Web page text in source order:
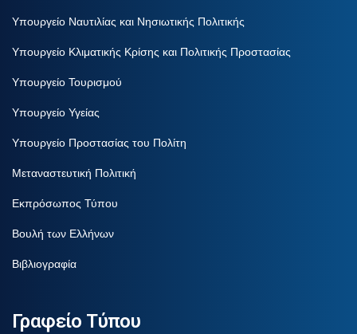
Υπουργείο Ναυτιλίας και Νησιωτικής Πολιτικής
Υπουργείο Κλιματικής Κρίσης και Πολιτικής Προστασίας
Υπουργείο Τουρισμού
Υπουργείο Υγείας
Υπουργείο Προστασίας του Πολίτη
Μεταναστευτική Πολιτική
Εκπρόσωπος Τύπου
Βουλή των Ελλήνων
Βιβλιογραφία
Γραφείο Τύπου